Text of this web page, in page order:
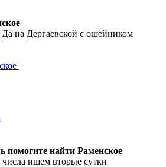
Да на Дергаевской с ошейником
помогите найти Раменское
ищем вторые сутки